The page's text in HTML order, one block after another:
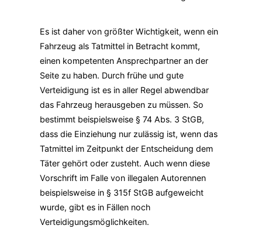
Es ist daher von größter Wichtigkeit, wenn ein
Fahrzeug als Tatmittel in Betracht kommt,
einen kompetenten Ansprechpartner an der
Seite zu haben. Durch frühe und gute
Verteidigung ist es in aller Regel abwendbar
das Fahrzeug herausgeben zu müssen. So
bestimmt beispielsweise § 74 Abs. 3 StGB,
dass die Einziehung nur zulässig ist, wenn das
Tatmittel im Zeitpunkt der Entscheidung dem
Täter gehört oder zusteht. Auch wenn diese
Vorschrift im Falle von illegalen Autorennen
beispielsweise in § 315f StGB aufgeweicht
wurde, gibt es in Fällen noch
Verteidigungsmöglichkeiten.